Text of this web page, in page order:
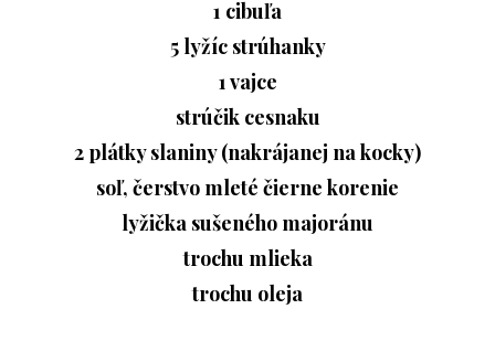
1 cibuľa
5 lyžíc strúhanky
1 vajce
strúčik cesnaku
2 plátky slaniny (nakrájanej na kocky)
soľ, čerstvo mleté čierne korenie
lyžička sušeného majoránu
trochu mlieka
trochu oleja